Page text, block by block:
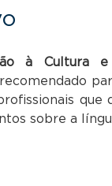
à Cultura
que
sobre a